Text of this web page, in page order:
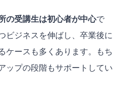
の受講生は初心者が中心で
ビジネスを伸ばし、卒業後に
ケースも多くあります。もち
ップの段階もサポートしてい